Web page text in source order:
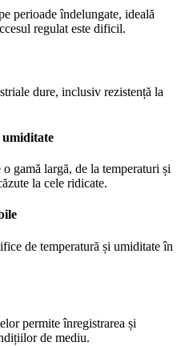
perioade îndelungate, ideală
regulat este dificil.
dure, inclusiv rezistență la
gamă largă, de la temperaturi și
la cele ridicate.
de temperatură și umiditate în
permite înregistrarea și
de mediu.